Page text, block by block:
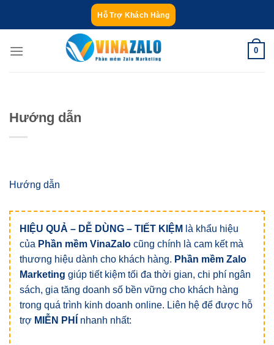
dung
Hỗ Trợ Khách Hàng
0
Hướng dẫn
Hướng dẫn
HIỆU QUẢ – DỄ DÙNG – TIẾT KIỆM là khẩu hiệu
của Phần mềm VinaZalo cũng chính là cam kết mà
thương hiệu dành cho khách hàng. Phần mềm Zalo
Marketing giúp tiết kiệm tối đa thời gian, chi phí ngân
sách, gia tăng doanh số bền vững cho khách hàng
trong quá trình kinh doanh online. Liên hệ để được hỗ
trợ MIỄN PHÍ nhanh nhất: